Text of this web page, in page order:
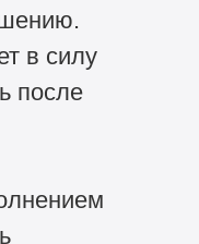
в силу
после